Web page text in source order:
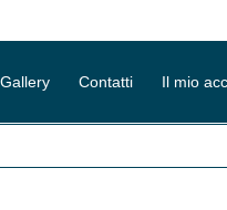
Gallery Contatti Il mio